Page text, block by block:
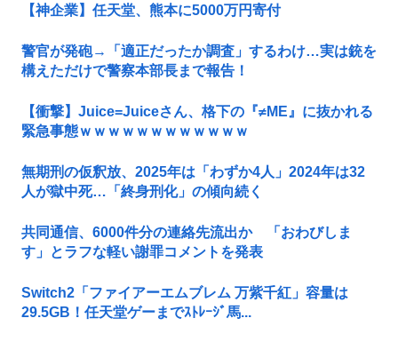
【神企業】任天堂、熊本に5000万円寄付
警官が発砲→「適正だったか調査」するわけ…実は銃を
構えただけで警察本部長まで報告！
【衝撃】Juice=Juiceさん、格下の『≠ME』に抜かれる
緊急事態ｗｗｗｗｗｗｗｗｗｗｗｗ
無期刑の仮釈放、2025年は「わずか4人」2024年は32
人が獄中死…「終身刑化」の傾向続く
共同通信、6000件分の連絡先流出か 「おわびしま
す」とラフな軽い謝罪コメントを発表
Switch2「ファイアーエムブレム 万紫千紅」容量は
29.5GB！任天堂ゲーまでｽﾄﾚｰｼﾞ馬...